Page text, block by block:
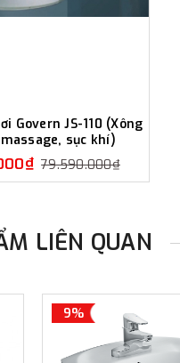
Govern JS-110 (Xông
sục khí)
79.590.000₫
LIÊN QUAN
9%